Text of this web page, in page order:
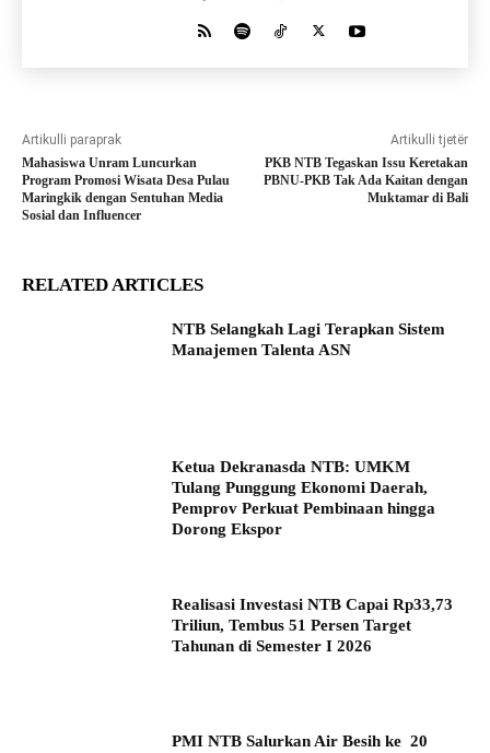
Artikulli paraprak
Mahasiswa Unram Luncurkan
Program Promosi Wisata Desa Pulau
Maringkik dengan Sentuhan Media
Sosial dan Influencer
Artikulli tjetër
PKB NTB Tegaskan Issu Keretakan
PBNU-PKB Tak Ada Kaitan dengan
Muktamar di Bali
RELATED ARTICLES
NTB Selangkah Lagi Terapkan Sistem
Manajemen Talenta ASN
Ketua Dekranasda NTB: UMKM
Tulang Punggung Ekonomi Daerah,
Pemprov Perkuat Pembinaan hingga
Dorong Ekspor
Realisasi Investasi NTB Capai Rp33,73
Triliun, Tembus 51 Persen Target
Tahunan di Semester I 2026
PMI NTB Salurkan Air Besih ke 20